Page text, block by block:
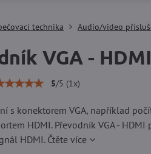
technika Audio/video
VGA -
5/5 (1x)
s konektorem VGA, například
HDMI. Převodník VGA -
HDMI. Čtěte více